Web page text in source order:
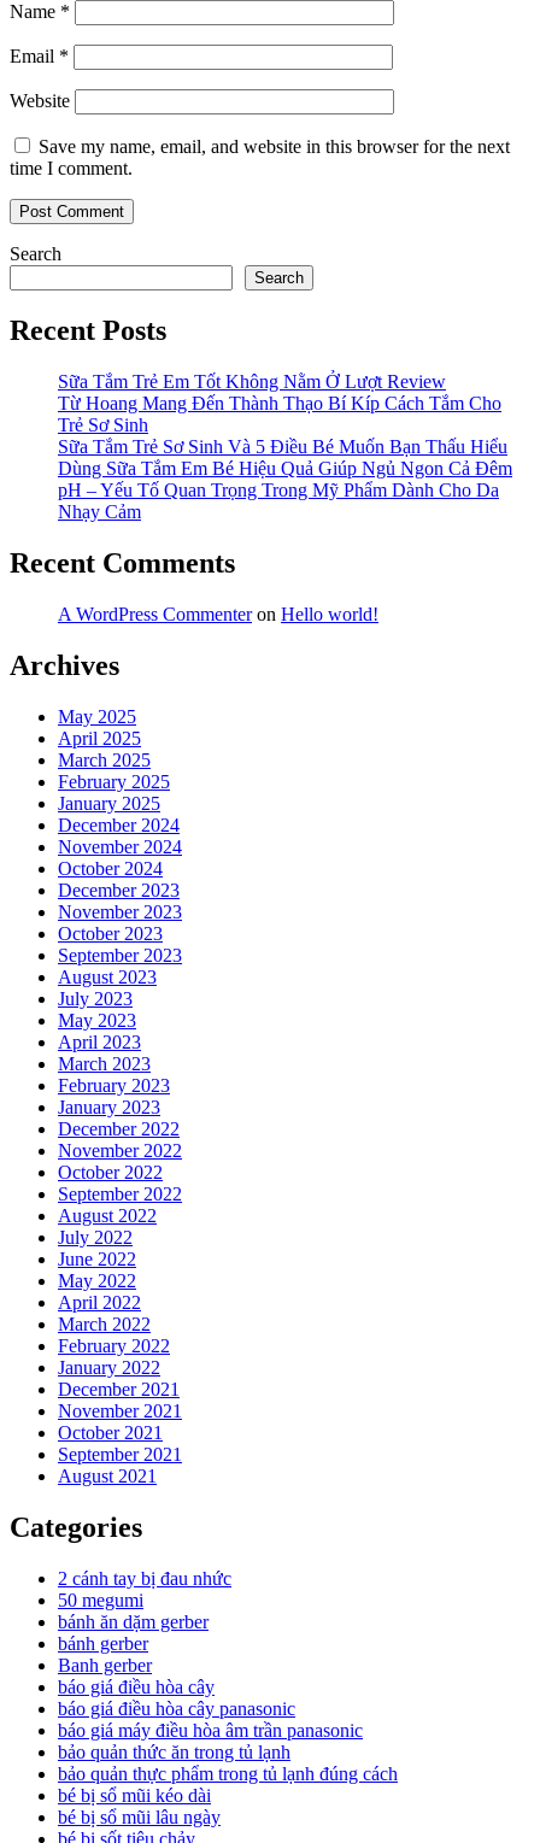
Name *
Email *
Website
Save my name, email, and website in this browser for the next
time I comment.
Search
Search
Recent Posts
Sữa Tắm Trẻ Em Tốt Không Nằm Ở Lượt Review
Từ Hoang Mang Đến Thành Thạo Bí Kíp Cách Tắm Cho
Trẻ Sơ Sinh
Sữa Tắm Trẻ Sơ Sinh Và 5 Điều Bé Muốn Bạn Thấu Hiểu
Dùng Sữa Tắm Em Bé Hiệu Quả Giúp Ngủ Ngon Cả Đêm
pH – Yếu Tố Quan Trọng Trong Mỹ Phẩm Dành Cho Da
Nhạy Cảm
Recent Comments
A WordPress Commenteron Hello world!
Archives
May 2025
April 2025
March 2025
February 2025
January 2025
December 2024
November 2024
October 2024
December 2023
November 2023
October 2023
September 2023
August 2023
July 2023
May 2023
April 2023
March 2023
February 2023
January 2023
December 2022
November 2022
October 2022
September 2022
August 2022
July 2022
June 2022
May 2022
April 2022
March 2022
February 2022
January 2022
December 2021
November 2021
October 2021
September 2021
August 2021
Categories
2 cánh tay bị đau nhức
50 megumi
bánh ăn dặm gerber
bánh gerber
Banh gerber
báo giá điều hòa cây
báo giá điều hòa cây panasonic
báo giá máy điều hòa âm trần panasonic
bảo quản thức ăn trong tủ lạnh
bảo quản thực phẩm trong tủ lạnh đúng cách
bé bị sổ mũi kéo dài
bé bị sổ mũi lâu ngày
bé bị sốt tiêu chảy